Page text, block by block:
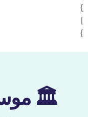
}
]
}
🏛